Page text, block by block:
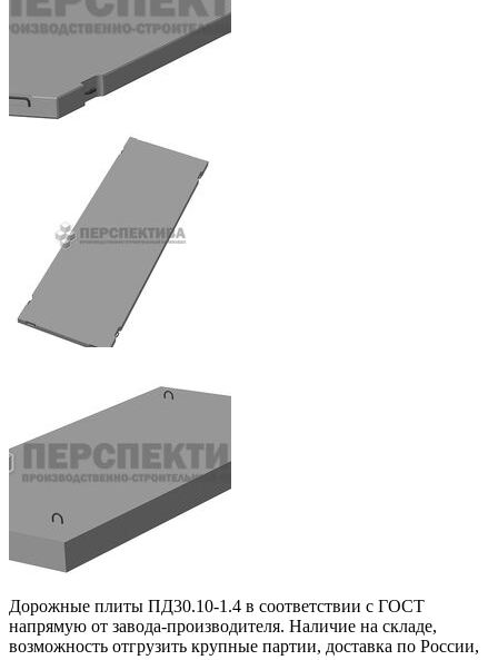
Дорожные плиты ПД30.10-1.4 в соответствии с ГОСТ
напрямую от завода-производителя. Наличие на складе,
возможность отгрузить крупные партии, доставка по России,